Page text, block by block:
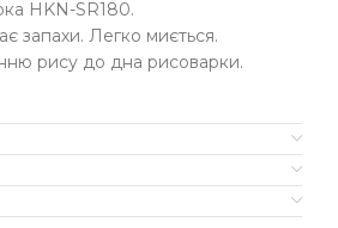
HKN-SR180.
запахи. Легко миється.
рису до дна рисоварки.